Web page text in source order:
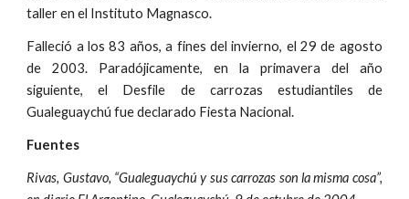
taller en el Instituto Magnasco.
Falleció a los 83 años, a fines del invierno, el 29 de agosto
de 2003. Paradójicamente, en la primavera del año
siguiente, el Desfile de carrozas estudiantiles de
Gualeguaychú fue declarado Fiesta Nacional.
Fuentes
Rivas, Gustavo, “Gualeguaychú y sus carrozas son la misma cosa”,